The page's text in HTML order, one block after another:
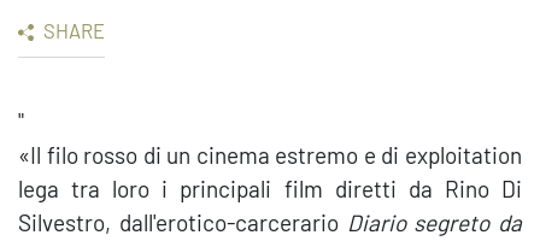
SHARE
"
«Il filo rosso di un cinema estremo e di exploitation
lega tra loro i principali film diretti da Rino Di
Silvestro, dall'erotico-carcerario Diario segreto da